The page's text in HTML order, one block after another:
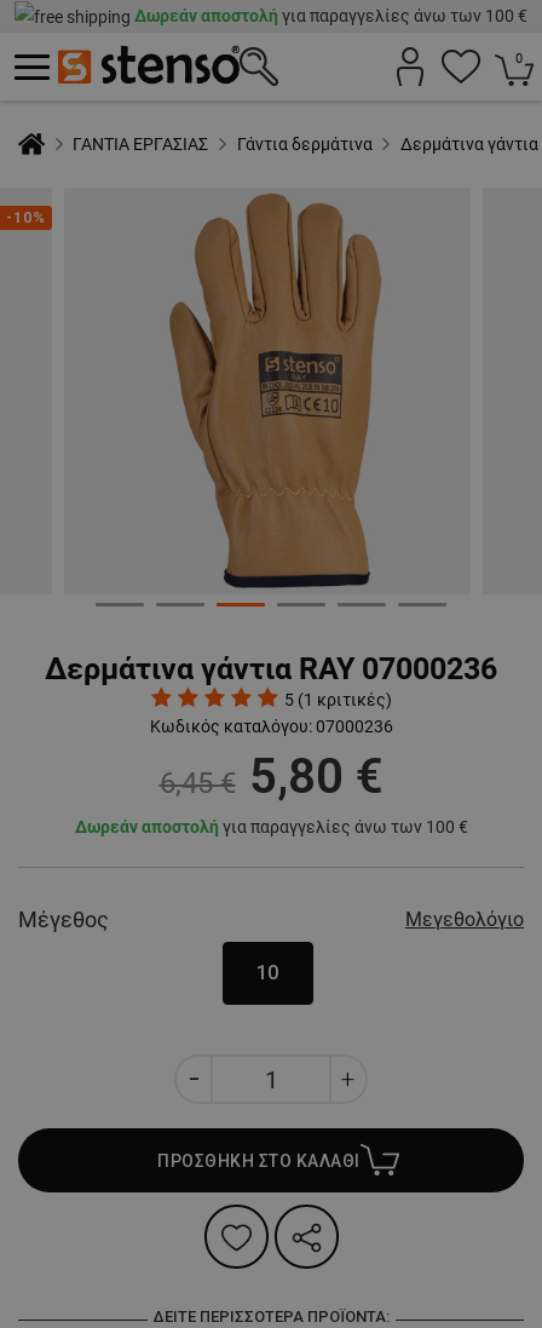
Δωρεάν αποστολή για παραγγελίες άνω των 100 €
0
ΓΑΝΤΙΑ ΕΡΓΑΣΙΑΣ Γάντια δερμάτινα Δερμάτινα γάντια
-10%
Δερμάτινα γάντια RAY 07000236
5 (1 κριτικές)
Κωδικός καταλόγου: 07000236
6,45 € 5,80 €
Δωρεάν αποστολή για παραγγελίες άνω των 100 €
Μέγεθος Μεγεθολόγιο
10
ΠΡΟΣΘΗΚΗ ΣΤΟ ΚΑΛΑΘΙ
ΔΕΊΤΕ ΠΕΡΙΣΣΌΤΕΡΑ ΠΡΟΪΌΝΤΑ: